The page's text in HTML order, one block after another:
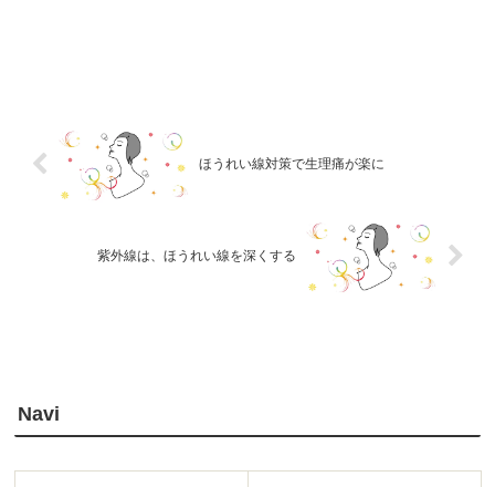
ほうれい線対策で生理痛が楽に
紫外線は、ほうれい線を深くする
Navi